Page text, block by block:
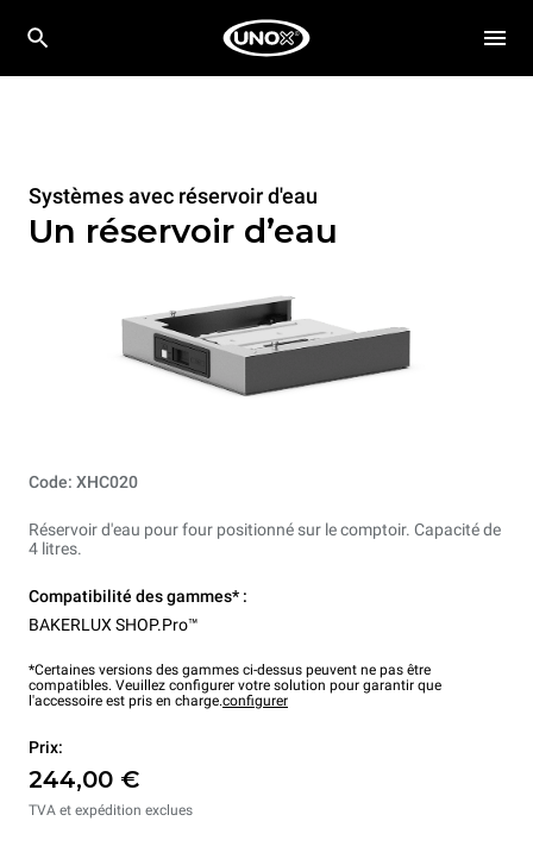
Systèmes avec réservoir d'eau
Un réservoir d’eau
Code: XHC020
Réservoir d'eau pour four positionné sur le comptoir. Capacité de
4 litres.
Compatibilité des gammes* :
BAKERLUX SHOP.Pro™
*Certaines versions des gammes ci-dessus peuvent ne pas être
compatibles. Veuillez configurer votre solution pour garantir que
l'accessoire est pris en charge.configurer
Prix:
244,00 €
TVA et expédition exclues